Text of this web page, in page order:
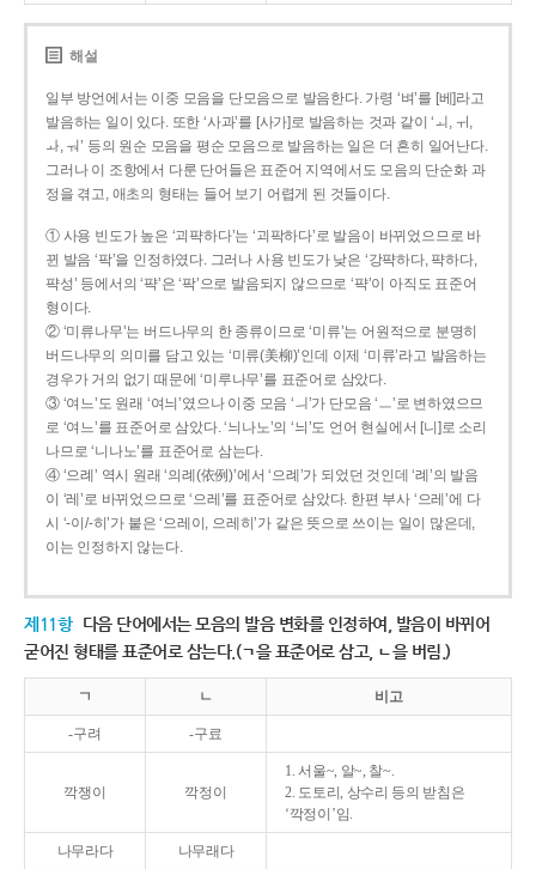
해설
일부 방언에서는 이중 모음을 단모음으로 발음한다. 가령 ‘벼’를 [베]라고
발음하는 일이 있다. 또한 ‘사과’를 [사가]로 발음하는 것과 같이 ‘ㅚ, ㅟ,
ㅘ, ㅝ’ 등의 원순 모음을 평순 모음으로 발음하는 일은 더 흔히 일어난다.
그러나 이 조항에서 다룬 단어들은 표준어 지역에서도 모음의 단순화 과
정을 겪고, 애초의 형태는 들어 보기 어렵게 된 것들이다.
① 사용 빈도가 높은 ‘괴퍅하다’는 ‘괴팍하다’로 발음이 바뀌었으므로 바
뀐 발음 ‘팍’을 인정하였다. 그러나 사용 빈도가 낮은 ‘강퍅하다, 퍅하다,
퍅성’ 등에서의 ‘퍅’은 ‘팍’으로 발음되지 않으므로 ‘퍅’이 아직도 표준어
형이다.
② ‘미류나무’는 버드나무의 한 종류이므로 ‘미류’는 어원적으로 분명히
버드나무의 의미를 담고 있는 ‘미류(美柳)’인데 이제 ‘미류’라고 발음하는
경우가 거의 없기 때문에 ‘미루나무’를 표준어로 삼았다.
③ ‘여느’도 원래 ‘여늬’였으나 이중 모음 ‘ㅢ’가 단모음 ‘ㅡ’로 변하였으므
로 ‘여느’를 표준어로 삼았다. ‘늬나노’의 ‘늬’도 언어 현실에서 [니]로 소리
나므로 ‘니나노’를 표준어로 삼는다.
④ ‘으례’ 역시 원래 ‘의례(依例)’에서 ‘으례’가 되었던 것인데 ‘례’의 발음
이 ‘레’로 바뀌었으므로 ‘으레’를 표준어로 삼았다. 한편 부사 ‘으레’에 다
시 ‘-이/-히’가 붙은 ‘으레이, 으레히’가 같은 뜻으로 쓰이는 일이 많은데,
이는 인정하지 않는다.
제11항 다음 단어에서는 모음의 발음 변화를 인정하여, 발음이 바뀌어
굳어진 형태를 표준어로 삼는다.(ㄱ을 표준어로 삼고, ㄴ을 버림.)
ㄱ ㄴ 비고
-구려 -구료
깍쟁이 깍정이
1. 서울~, 알~, 찰~.
2. 도토리, 상수리 등의 받침은
‘깍정이’임.
나무라다 나무래다